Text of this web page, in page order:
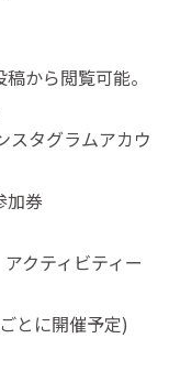
から閲覧可能。
タグラムアカウ
加券
クティビティー
とに開催予定)